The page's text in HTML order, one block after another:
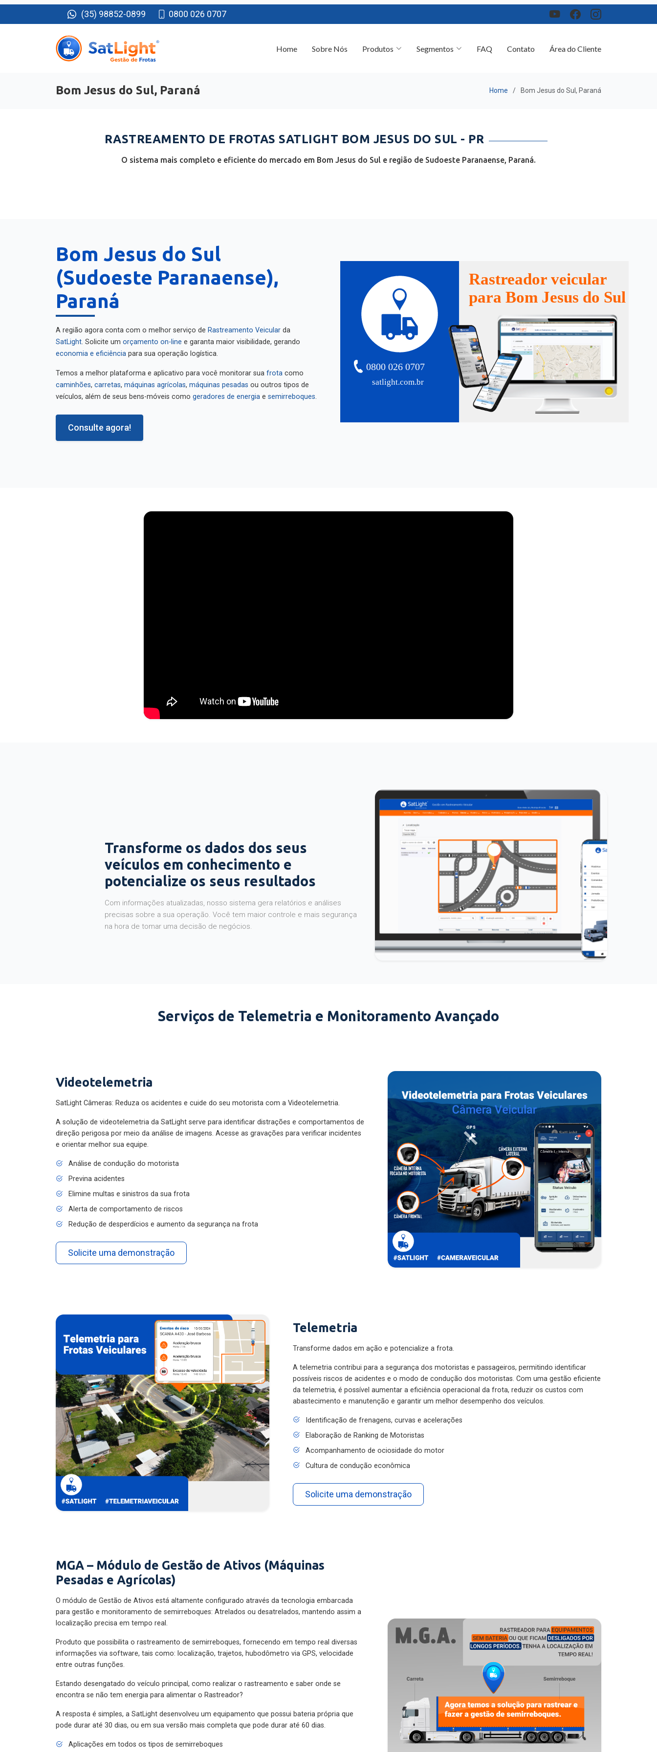
(35) 98852-0899 0800 026 0707
Área do Cliente
Bom Jesus do Sul, Paraná Home Bom Jesus do Sul, Paraná
RASTREAMENTO DE FROTAS SATLIGHT BOM JESUS DO SUL - PR
O sistema mais completo e eficiente do mercado em Bom Jesus do Sul e região de Sudoeste Paranaense, Paraná.
Bom Jesus do Sul
(Sudoeste Paranaense),
Paraná
A região agora conta com o melhor serviço de Rastreamento Veicular da
SatLight . Solicite um orçamento on-line e garanta maior visibilidade, gerando
economia e eficiência para sua operação logística.
Temos a melhor plataforma e aplicativo para você monitorar sua frota como
caminhões carretas máquinas agrícolas máquinas pesadas ou outros tipos de
veículos, além de seus bens-móveis como geradores de energia e semirreboques
Consulte agora!
satlight.com.br
0800 026 0707
Rastreador veicular
para Bom Jesus do Sul
Transforme os dados dos seus
veículos em conhecimento e
potencialize os seus resultados
Com informações atualizadas, nosso sistema gera relatórios e análises
precisas sobre a sua operação. Você tem maior controle e mais segurança
na hora de tomar uma decisão de negócios.
Serviços de Telemetria e Monitoramento Avançado
Videotelemetria
SatLight Câmeras: Reduza os acidentes e cuide do seu motorista com a Videotelemetria.
A solução de videotelemetria da SatLight serve para identificar distrações e comportamentos de
direção perigosa por meio da análise de imagens. Acesse as gravações para verificar incidentes
e orientar melhor sua equipe.
Análise de condução do motorista
Previna acidentes
Elimine multas e sinistros da sua frota
Alerta de comportamento de riscos
Redução de desperdícios e aumento da segurança na frota
Solicite uma demonstração
Telemetria
Transforme dados em ação e potencialize a frota.
A telemetria contribui para a segurança dos motoristas e passageiros, permitindo identificar
possíveis riscos de acidentes e o modo de condução dos motoristas. Com uma gestão eficiente
da telemetria, é possível aumentar a eficiência operacional da frota, reduzir os custos com
abastecimento e manutenção e garantir um melhor desempenho dos veículos.
Identificação de frenagens, curvas e acelerações
Elaboração de Ranking de Motoristas
Acompanhamento de ociosidade do motor
Cultura de condução econômica
Solicite uma demonstração
MGA – Módulo de Gestão de Ativos (Máquinas
Pesadas e Agrícolas)
O módulo de Gestão de Ativos está altamente configurado através da tecnologia embarcada
para gestão e monitoramento de semirreboques: Atrelados ou desatrelados, mantendo assim a
localização precisa em tempo real.
Produto que possibilita o rastreamento de semirreboques, fornecendo em tempo real diversas
informações via software, tais como: localização, trajetos, hubodômetro via GPS, velocidade
entre outras funções.
Estando desengatado do veículo principal, como realizar o rastreamento e saber onde se
encontra se não tem energia para alimentar o Rastreador?
A resposta é simples, a SatLight desenvolveu um equipamento que possui bateria própria que
pode durar até 30 dias, ou em sua versão mais completa que pode durar até 60 dias.
Aplicações em todos os tipos de semirreboques